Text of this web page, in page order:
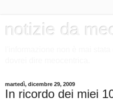
notizie da
martedì, dicembre 29, 2009
In ricordo dei miei